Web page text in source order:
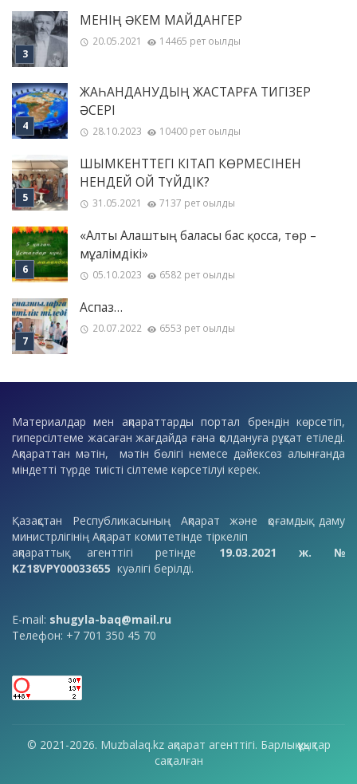
МЕНІҢ ƏКЕМ МАЙДАНГЕР
20.05.2021 14465 рет оқылды
ЖАҺАНДАНУДЫҢ ЖАСТАРҒА ТИГІЗЕР
ӘСЕРІ
28.10.2023 10400 рет оқылды
ШЫМКЕНТТЕГІ КІТАП КӨРМЕСІНЕН
НЕНДЕЙ ОЙ ТҮЙДІК?
31.05.2021 7137 рет оқылды
«Алты Алаштың баласы бас қосса, төр –
мұғалімдікі»
05.10.2023 6582 рет оқылды
Аспаз…
20.07.2022 6553 рет оқылды
Материалдар мен ақпараттарды портал брендін көрсетіп,
гиперсілтеме жасаған жағдайда ғана қолдануға рұқсат етіледі.
Ақпараттан мәтін, мәтін бөлігі немесе дәйексөз алынғанда
міндетті түрде тиісті сілтеме көрсетілуі керек.
Қазақстан Республикасының Ақпарат және қоғамдық даму
министрлігінің Ақпарат комитетінде тіркеліп
ақпараттық агенттігі ретінде 19.03.2021 ж. №
KZ18VPY00033655 куәлігі берілді.
E-mail: shugyla-baq@mail.ru
Телефон: +7 701 350 45 70
© 2021-2026. Muzbalaq.kz ақпарат агенттігі. Барлық құқықтар
сақталған